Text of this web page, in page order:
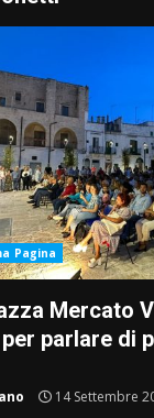
Pagina
Mercato
parlare di
14 Settembre